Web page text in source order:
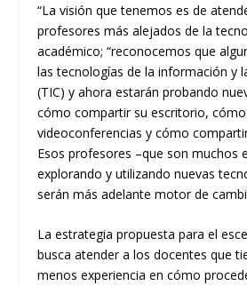
“La visión que tenemos es de
profesores más alejados de la te
académico; “reconocemos que
lastecnologías de lainformación y
(TIC) y ahora estarán probando
cómo compartir su escritorio,
videoconferencias y cómo
Esos profesores –que son muchos
explorando y utilizando nuevas
serán más adelante motor de
La estrategiapropuesta para el
busca atendera los docentes que
menos experiencia en cómo